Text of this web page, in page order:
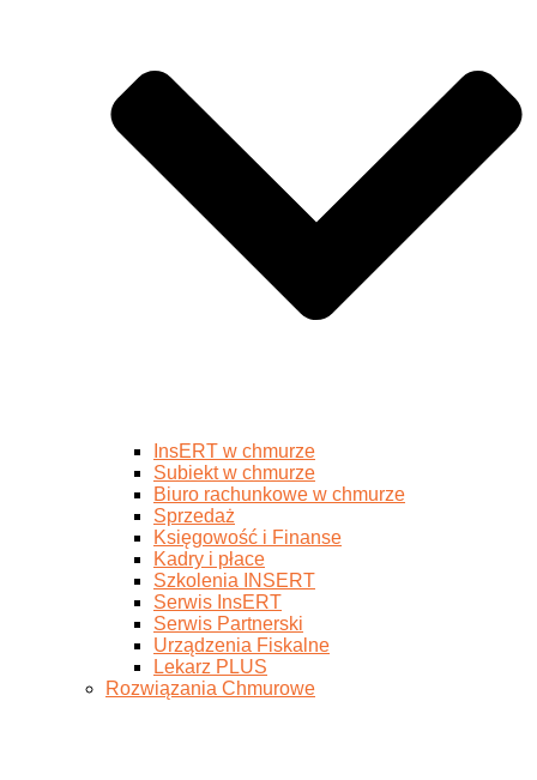
InsERT w chmurze
Subiekt w chmurze
Biuro rachunkowe w chmurze
Sprzedaż
Księgowość i Finanse
Kadry i płace
Szkolenia INSERT
Serwis InsERT
Serwis Partnerski
Urządzenia Fiskalne
Lekarz PLUS
Rozwiązania Chmurowe